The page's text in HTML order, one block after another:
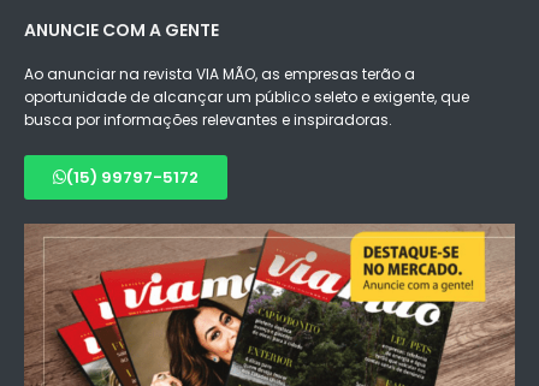
ANUNCIE COM A GENTE
Ao anunciar na revista VIA MÃO, as empresas terão a
oportunidade de alcançar um público seleto e exigente, que
busca por informações relevantes e inspiradoras.
(15) 99797-5172